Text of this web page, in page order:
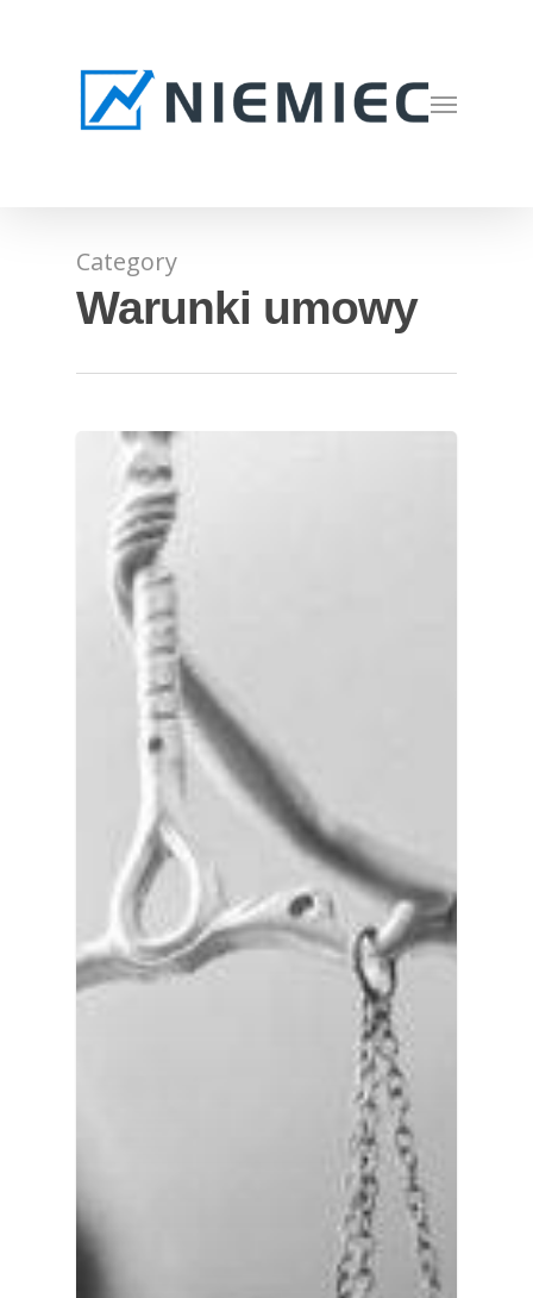
Menu
Category
Warunki umowy